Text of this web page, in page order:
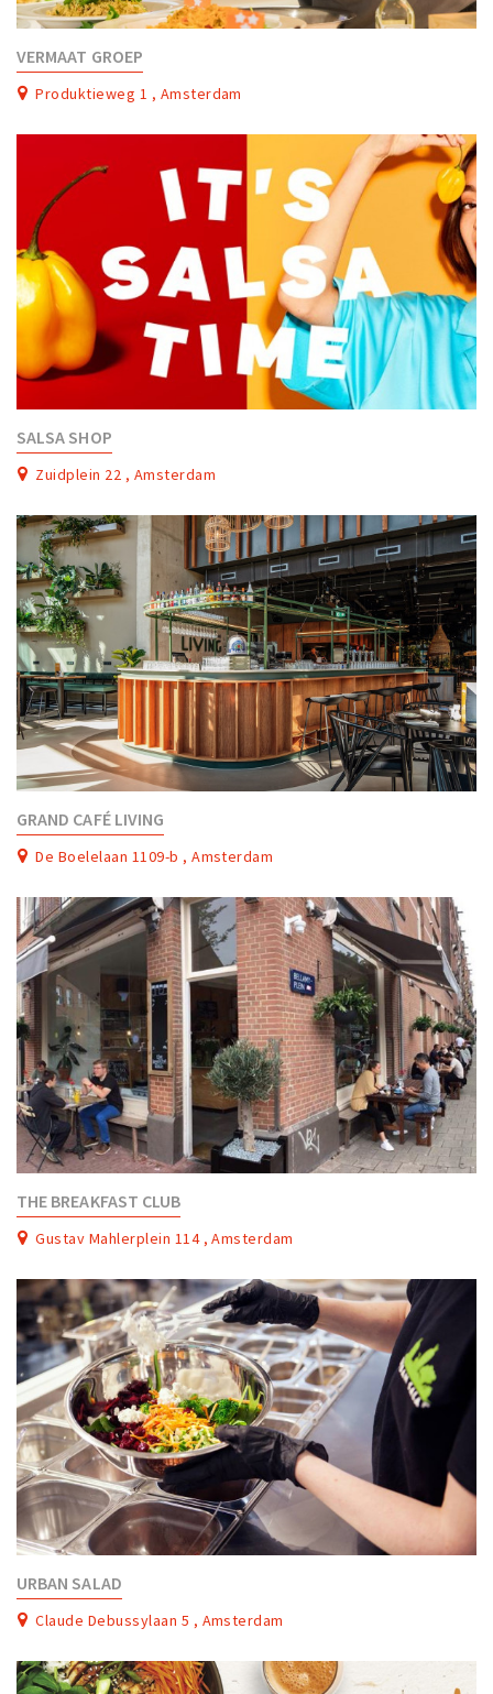
VERMAAT GROEP
Produktieweg 1 , Amsterdam
SALSA SHOP
Zuidplein 22 , Amsterdam
GRAND CAFÉ LIVING
De Boelelaan 1109-b , Amsterdam
THE BREAKFAST CLUB
Gustav Mahlerplein 114 , Amsterdam
URBAN SALAD
Claude Debussylaan 5 , Amsterdam